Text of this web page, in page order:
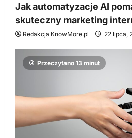
Jak automatyzacje AI
skuteczny marketing
Redakcja KnowMore.pl 22 lipca,
Przeczytano 13 minut